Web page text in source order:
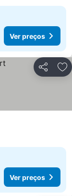
Ver preços
Partilhar
Ver preços